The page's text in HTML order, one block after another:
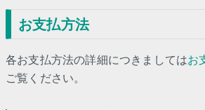
お支払方法
各お支払方法の詳細につきましてはお
ご覧ください。